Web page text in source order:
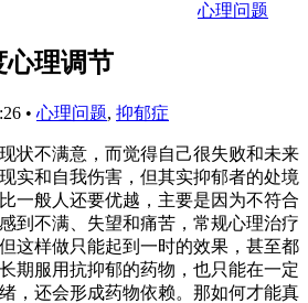
心理问题
心理调节
• 心理问题, 抑郁症
状不满意，而觉得自己很失败和未来
实和自我伤害，但其实抑郁者的处境
一般人还要优越，主要是因为不符合
到不满、失望和痛苦，常规心理治疗
这样做只能起到一时的效果，甚至都
期服用抗抑郁的药物，也只能在一定
，还会形成药物依赖。那如何才能真